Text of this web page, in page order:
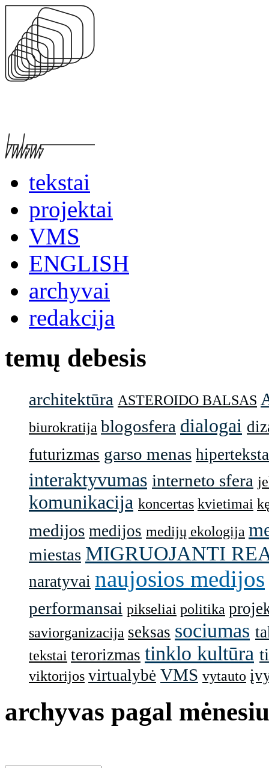
tekstai
projektai
VMS
ENGLISH
archyvai
redakcija
temų debesis
architektūra ASTEROIDO BALSAS
biurokratija blogosfera dialogai
futurizmas garso menas
interaktyvumas interneto sfera
komunikacija koncertas kvietimai
medijos medijos medijų ekologija
miestas MIGRUOJANTI
naratyvai naujosios medijos
performansai pikseliai politika
saviorganizacija seksas sociumas
tekstai terorizmas tinklo kultūra
viktorijos virtualybė VMS vytauto
archyvas pagal